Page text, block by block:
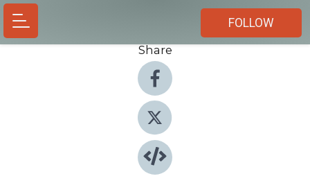
FOLLOW
Share